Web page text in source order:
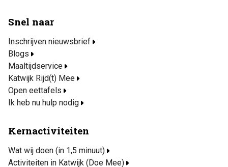
Snel naar
Inschrijven nieuwsbrief
Blogs
Maaltijdservice
Katwijk Rijd(t) Mee
Open eettafels
Ik heb nu hulp nodig
Kernactiviteiten
Wat wij doen (in 1,5 minuut)
Activiteiten in Katwijk (Doe Mee)